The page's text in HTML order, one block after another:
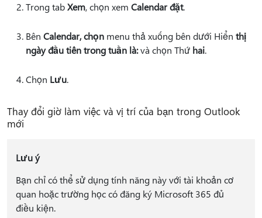
Trong tabXem, chọn xem Calendar đặt.
Bên Calendar, chọn menu thả xuống bên dưới Hiển thị
ngày đầu tiên trong tuần là:và chọn Thứ hai.
Chọn Lưu.
Thay đổi giờ làm việc và vị trí của bạn trong Outlook
mới
Lưu ý
Bạn chỉ có thể sử dụng tính năng này với tài khoản cơ
quan hoặc trường học có đăng ký Microsoft 365 đủ
điều kiện.